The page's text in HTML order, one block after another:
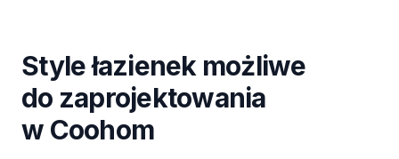
Style łazienek możliwe
do zaprojektowania
w Coohom